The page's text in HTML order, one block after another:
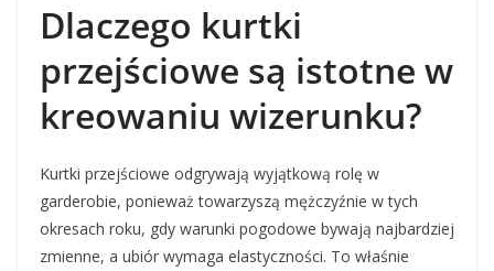
Dlaczego kurtki
przejściowe są istotne w
kreowaniu wizerunku?
Kurtki przejściowe odgrywają wyjątkową rolę w
garderobie, ponieważ towarzyszą mężczyźnie w tych
okresach roku, gdy warunki pogodowe bywają najbardziej
zmienne, a ubiór wymaga elastyczności. To właśnie